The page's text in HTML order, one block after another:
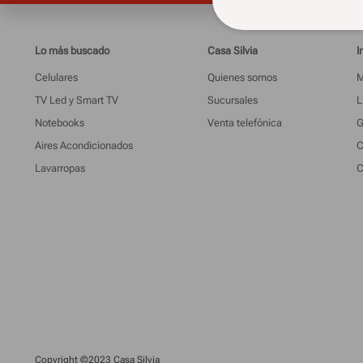
Lo más buscado
Celulares
TV Led y Smart TV
Notebooks
Aires Acondicionados
Lavarropas
Casa Silvia
Quienes somos
Sucursales
Venta telefónica
Copyright ©2023 Casa Silvia